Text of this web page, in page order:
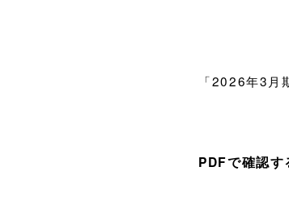
「2026年3月
PDFで確認す